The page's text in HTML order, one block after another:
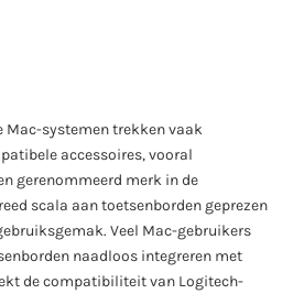
Mac-systemen trekken vaak
accessoires, vooral
gerenommeerd merk in de
scala aan toetsenborden geprezen
Veel Mac-gebruikers
naadloos integreren met
de compatibiliteit van Logitech-